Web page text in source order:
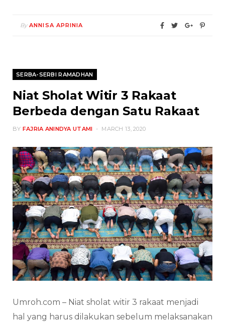
By ANNISA APRINIA
SERBA-SERBI RAMADHAN
Niat Sholat Witir 3 Rakaat
Berbeda dengan Satu Rakaat
BY FAJRIA ANINDYA UTAMI MARCH 13, 2020
Umroh.com – Niat sholat witir 3 rakaat menjadi
hal yang harus dilakukan sebelum melaksanakan